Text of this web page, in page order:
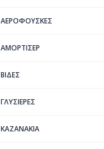
ΑΕΡΟΦΟΥΣΚΕΣ
ΑΜΟΡΤΙΣΕΡ
ΒΙΔΕΣ
ΓΛΥΣΙΕΡΕΣ
ΚΑΖΑΝΑΚΙΑ